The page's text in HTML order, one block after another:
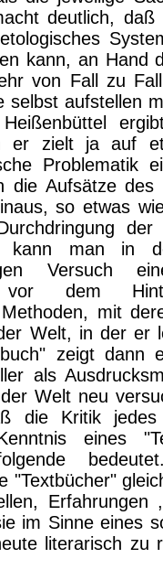
deutlich, daß
kann, an Hand
von Fall zu
selbst aufstellen
er zielt ja auf
Problematik
die Aufsätze des
so etwas
kann man in
Versuch
vor dem
mit
Welt, in der er
zeigt dann
als
Welt neu
die Kritik jedes
eines
"Textbücher"
im Sinne eines
literarisch zu